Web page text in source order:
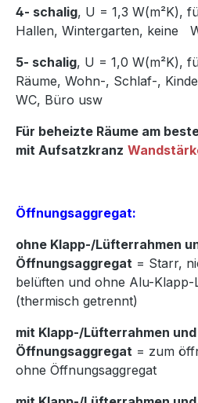
4- schalig, U = 1,3 W(m²K),
Hallen, Wintergarten, keine
5- schalig, U = 1,0 W(m²K),
Räume, Wohn-, Schlaf-,
WC, Büro usw
Für beheizte Räume am
mit Aufsatzkranz
Öffnungsaggregat:
ohne Klapp-/Lüfterrahmen
Öffnungsaggregat = Starr,
belüften und ohne Alu-
(thermisch getrennt)
mit Klapp-/Lüfterrahmen
Öffnungsaggregat = zum
ohne Öffnungsaggregat